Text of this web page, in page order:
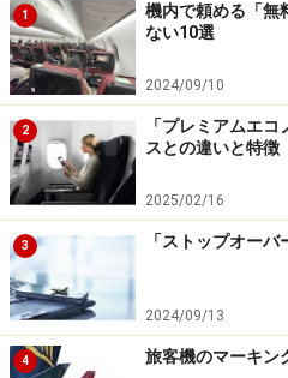
1
機内で頼める「無
ない10選
2024/09/10
2
「プレミアムエ
スとの違いと特徴
2025/02/16
3 「ストップオー
2024/09/13
4 旅客機のマーキン